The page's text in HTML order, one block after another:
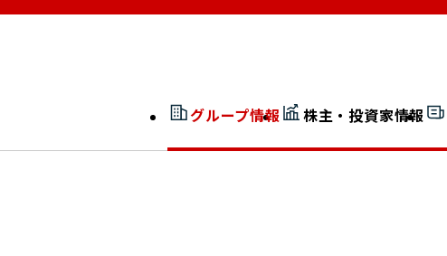
グループ情報 株主・投資家情報